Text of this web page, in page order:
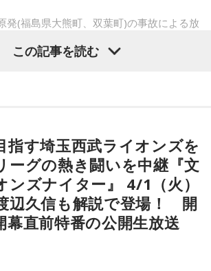
ァン・ソユンがMCで「今日は坂本さんに
果てしない愛とエネルギーを感じたライ
びDJへ。電子音楽界の若手ホープ原口沙
るDJセットで、自らカバーをした坂本氏
つぎとプレイ。「El Mar Mediterrani」
」「Rain」を始め、後半はシンガーの長
場し、「愛してる, 愛してない」「Ballet
を歌い上げた。ラストは自身によるオリ
て」をプレイ。“今”を感じる新感覚の曲
を感じた。
時リアルタイムで夢中で観ていたという
で、評伝「石原裕次郎昭和太陽伝」「石
裕次郎」の人生の軌跡と魅力に迫るスペ
局記念 昭和100年スペシャル『時代を
の輝き（仮）』」
31日（月） 午前10時00分〜10時55
発(福島県大熊町、双葉町)の事故による放
民避難が続いていた双葉町の帰還困難区
が解除されたのが2022年6月。
に居住する町民は173人(86世帯)にとどま
ひとたび生活を営む為の総ての機能を失
との困難さを物語っている。
ことを決めた173人の「新たな双葉町
時に双葉町民であった帰還者もいれば、
島県に所縁のない移住者もいる。
「ふるさと」を失った町民にとって双葉
この記事を読む
指す埼玉西武ライオンズを
ーグの熱き闘いを中継『文
ンズナイター』 4/1（火）
辺久信も解説で登場！ 開
幕直前特番の公開生放送